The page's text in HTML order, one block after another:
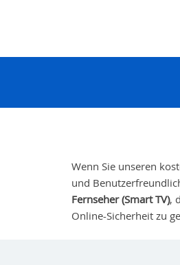
Wenn Sie unseren
und
Fernseher (Smart TV),
Online-Sicherheit zu